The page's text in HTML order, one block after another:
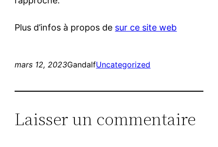
Plus d’infos à propos de sur ce site web
mars 12, 2023GandalfUncategorized
Laisser un commentaire